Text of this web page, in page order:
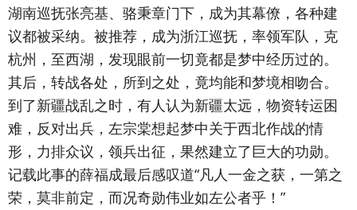
湖南巡抚张亮基、骆秉章门下，成为其幕僚，各种建
议都被采纳。被推荐，成为浙江巡抚，率领军队，克
杭州，至西湖，发现眼前一切竟都是梦中经历过的。
其后，转战各处，所到之处，竟均能和梦境相吻合。
到了新疆战乱之时，有人认为新疆太远，物资转运困
难，反对出兵，左宗棠想起梦中关于西北作战的情
形，力排众议，领兵出征，果然建立了巨大的功勋。
记载此事的薛福成最后感叹道“凡人一金之获，一第之
荣，莫非前定，而况奇勋伟业如左公者乎！”